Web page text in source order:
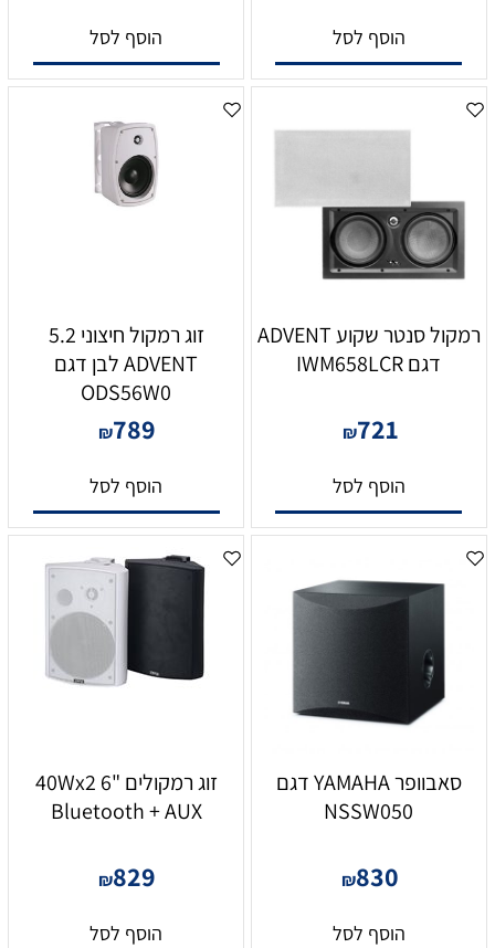
הוסף לסל הוסף לסל
רמקול סנטר שקוע ADVENT
דגם IWM658LCR
₪721
הוסף לסל
זוג רמקול חיצוני 5.2
ADVENT לבן דגם
ODS56W0
₪789
הוסף לסל
סאבוופר YAMAHA דגם
NSSW050
₪830
הוסף לסל
זוג רמקולים "6 40Wx2
Bluetooth + AUX
₪829
הוסף לסל